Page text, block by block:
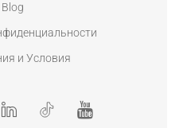
Blog
и Условия